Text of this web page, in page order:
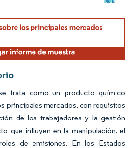
El uso requiere atribución según CC BY 4.0.
trata como un producto químico
principales mercados, con requisitos
de los trabajadores y la gestión
que influyen en la manipulación, el
de emisiones. En los Estados